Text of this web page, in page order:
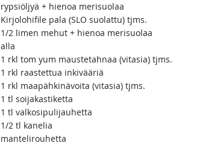
rypsiöljyä + hienoa merisuolaa
Kirjolohifile pala (SLO suolattu) tjms.
1/2 limen mehut + hienoa merisuolaa
alla
1 rkl tom yum maustetahnaa (vitasia) tjms.
1 rkl raastettua inkivääriä
1 rkl maapähkinävoita (vitasia) tjms.
1 tl soijakastiketta
1 tl valkosipulijauhetta
1/2 tl kanelia
mantelirouhetta